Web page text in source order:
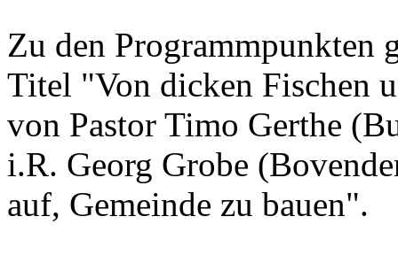
Zu den Programmpunkten
Titel "Von dicken Fischen
von Pastor Timo Gerthe
i.R. Georg Grobe
auf, Gemeinde zu bauen".